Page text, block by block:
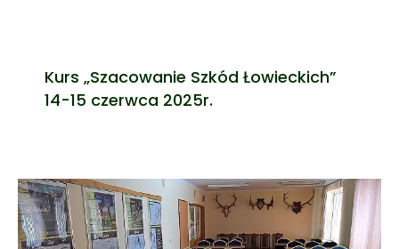
Kurs „Szacowanie Szkód Łowieckich”
14-15 czerwca 2025r.